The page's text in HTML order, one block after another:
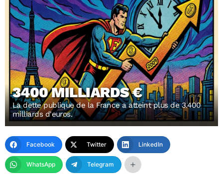
3400 MILLIARDS €
La dette publique de la France a atteint plus de 3.400
milliards d'euros.
Facebook Twitter LinkedIn
WhatsApp Telegram